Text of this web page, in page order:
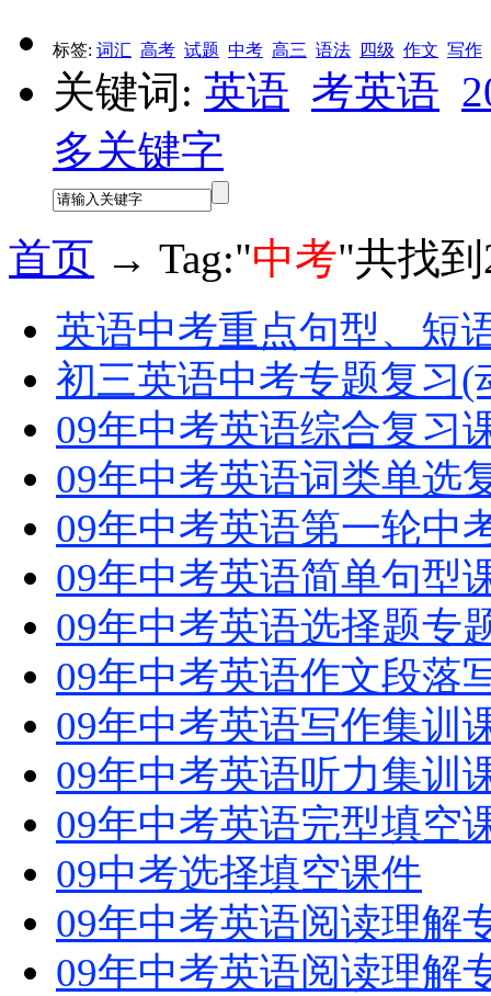
标签: 词汇 高考 试题 中考 高三 语法 四级 作文 写作
关键词: 英语 考英语
多关键字
首页 → Tag:"中考"共找
英语中考重点句型、短
初三英语中考专题复习(
09年中考英语综合复习
09年中考英语词类单选
09年中考英语第一轮中
09年中考英语简单句型
09年中考英语选择题专
09年中考英语作文段落
09年中考英语写作集训
09年中考英语听力集训
09年中考英语完型填空
09中考选择填空课件
09年中考英语阅读理解
09年中考英语阅读理解